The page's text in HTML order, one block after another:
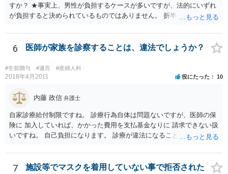
すか？ ★事実上、男性が負担するケースが多いですが、法的にいずれ
が負担すると決められているものではありません。 折半という考え方
否するそぶりもなかったので合意の上となるのか？ ★性行為について
の合意があることは特に問題にならないでしょう ③DNA鑑定をして事
であると主張するのであれば、DNA鑑定をするのも一つの選択肢にな
るかと思います ④慰謝料請求されるのか ★慰謝料請求の根拠はないで
け入れていると言えます。 当方行為が不法行為などに該当することは
理人を立てて、事実確認のほか対応の全てを任せてしまうというやり
方もあります。 妊娠をしたという話をベースにしたトラブルも多くあ
るところなので、もし相手方が脅し含みで請求をしてくるようであれ
6 医師が家族を診察することは、違法でしょうか？
#生前贈与 #遺言 #産婦人科
2018年4月20日 役にたった 10
内藤 政信 弁護士
自家診療給付制限ですね。 診療行為自体は問題ないですが、医師の保
険に 加入していれば、かかった費用を支払基金なりに 請求できない扱
いですね。 自己負担になります。 診療が違法になることはないです
7
施設等でマスクを着用していない事で拒否された